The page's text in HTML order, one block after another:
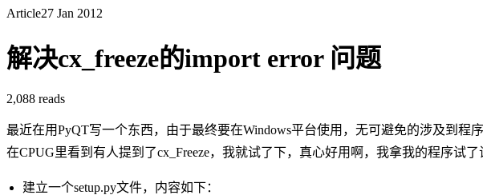
Article27 Jan 2012
解决cx_freeze的import error 问题
2,088 reads
最近在用PyQT写一个东西，由于最终要在Windows平台使用，无可避免的涉及到
在CPUG里看到有人提到了cx_Freeze，我就试了下，真心好用啊，我拿我的程序试
建立一个setup.py文件，内容如下：